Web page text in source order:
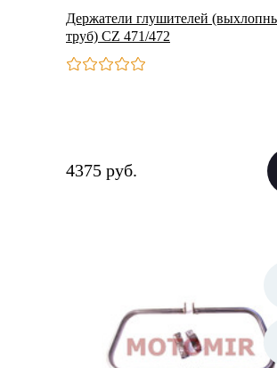
Держатели глушителей
труб) CZ 471/472
4375 руб.